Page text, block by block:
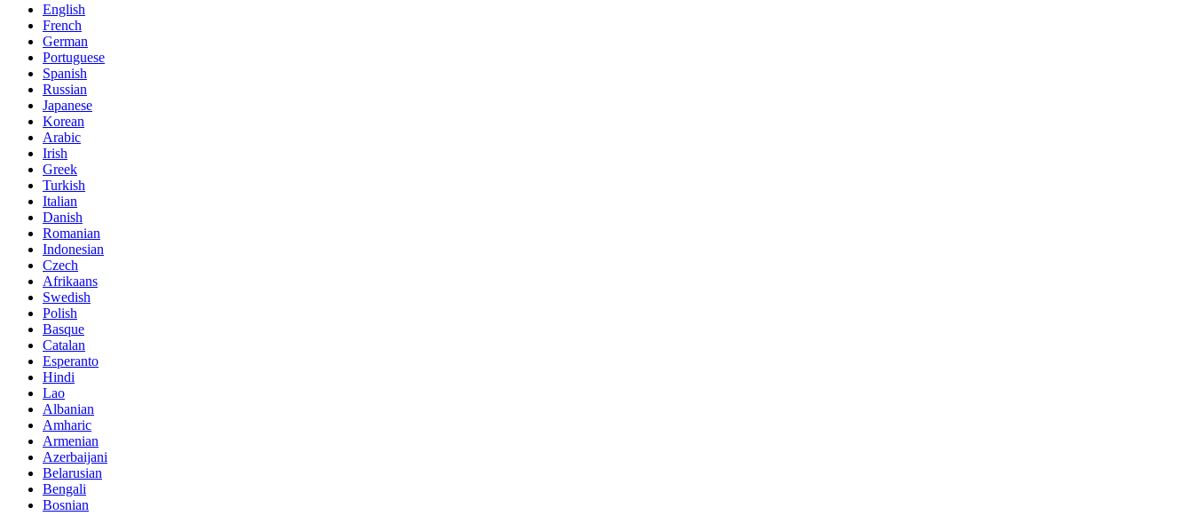
English
French
German
Portuguese
Spanish
Russian
Japanese
Korean
Arabic
Irish
Greek
Turkish
Italian
Danish
Romanian
Indonesian
Czech
Afrikaans
Swedish
Polish
Basque
Catalan
Esperanto
Hindi
Lao
Albanian
Amharic
Armenian
Azerbaijani
Belarusian
Bengali
Bosnian